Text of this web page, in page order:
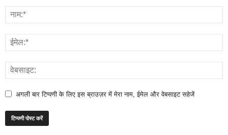
अगली बार टिप्पणी के लिए इस ब्राउज़र में मेरा नाम, ईमेल और वेबसाइट सहेजें